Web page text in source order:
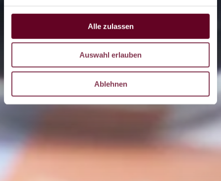
Alle zulassen
Auswahl erlauben
Ablehnen
EN